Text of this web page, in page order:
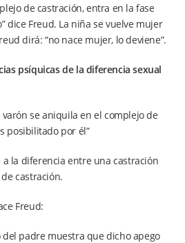
de castración, entra en la fase
dice Freud. La niña se vuelve mujer
dirá: “no nace mujer, lo deviene”.
psíquicas de la diferencia sexual
se aniquila en el complejo de
posibilitado por él”
a la diferencia entre una castración
castración.
Freud:
del padre muestra que dicho apego